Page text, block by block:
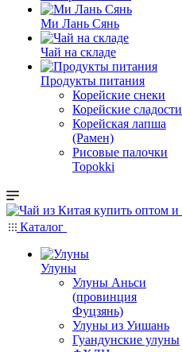
Ми Лань Сянь
Чай на складе
Продукты питания
Корейские снеки
Корейские сладости
Корейская лапша
(Рамен)
Рисовые палочки
Topokki
Каталог
Улуны
Улуны Аньси
(провинция
Фуцзянь)
Улуны из Уишань
Гуандунские улуны